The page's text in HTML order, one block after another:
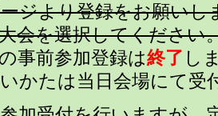
ジより登録をお願いし
会を選択してください
事前参加登録は終了 し
かたは当日会場にて受